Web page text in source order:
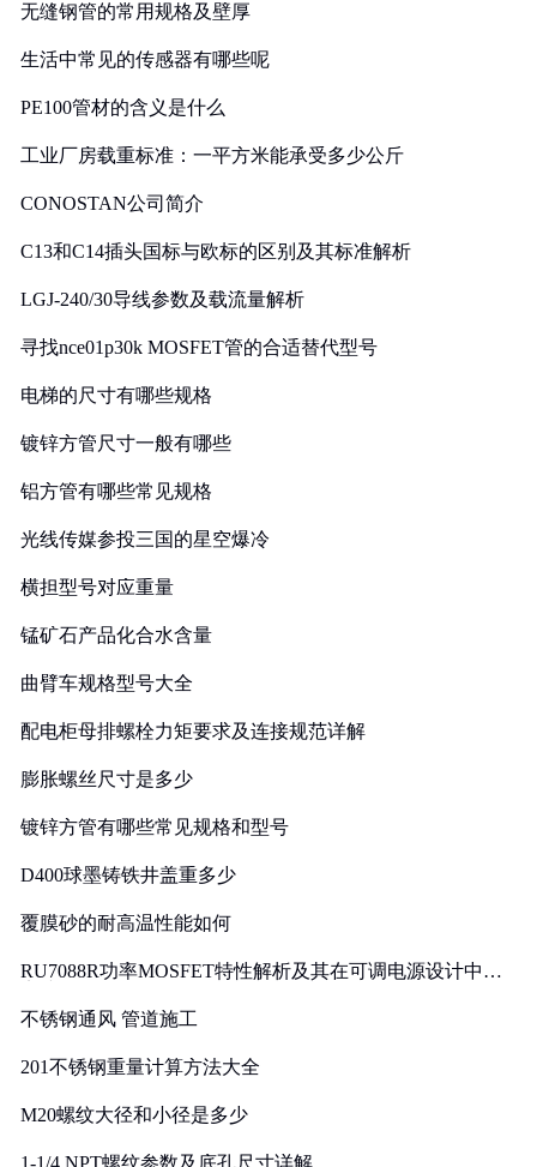
无缝钢管的常用规格及壁厚
生活中常见的传感器有哪些呢
PE100管材的含义是什么
工业厂房载重标准：一平方米能承受多少公斤
CONOSTAN公司简介
C13和C14插头国标与欧标的区别及其标准解析
LGJ-240/30导线参数及载流量解析
寻找nce01p30k MOSFET管的合适替代型号
电梯的尺寸有哪些规格
镀锌方管尺寸一般有哪些
铝方管有哪些常见规格
光线传媒参投三国的星空爆冷
横担型号对应重量
锰矿石产品化合水含量
曲臂车规格型号大全
配电柜母排螺栓力矩要求及连接规范详解
膨胀螺丝尺寸是多少
镀锌方管有哪些常见规格和型号
D400球墨铸铁井盖重多少
覆膜砂的耐高温性能如何
RU7088R功率MOSFET特性解析及其在可调电源设计中的
不锈钢通风 管道施工
201不锈钢重量计算方法大全
M20螺纹大径和小径是多少
1-1/4 NPT螺纹参数及底孔尺寸详解